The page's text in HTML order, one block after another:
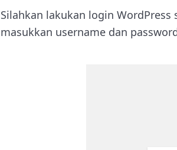
Silahkan lakukan login
masukkan username dan